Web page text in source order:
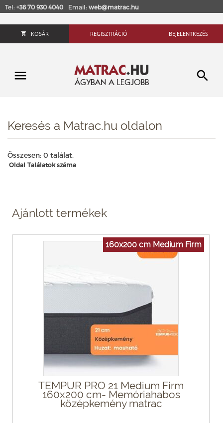
Tel: +36 70 930 4040 Email: web@matrac.hu
KOSÁR REGISZTRÁCIÓ BEJELENTKEZÉS
Keresés a Matrac.hu oldalon
Összesen: 0 találat.
Oldal Találatok száma
Ajánlott termékek
160x200 cm Medium Firm
TEMPUR PRO 21 Medium Firm
160x200 cm- Memóriahabos
középkemény matrac